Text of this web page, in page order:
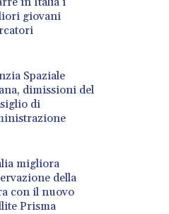
giovani
Spaziale
dimissioni del
di
migliora
della
con il nuovo
Prisma